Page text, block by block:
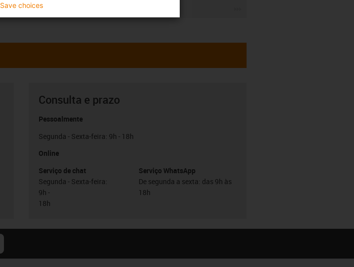
Consulta e prazo
Pessoalmente
Segunda - Sexta-feira: 9h - 18h
Online
Serviço de chat
Segunda - Sexta-feira:
9h -
18h
Serviço WhatsApp
De segunda a sexta: das 9h às
18h
Save choices